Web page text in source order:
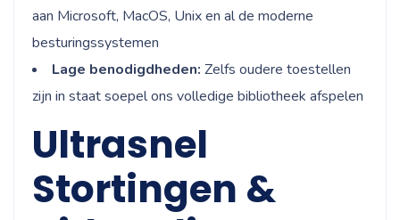
aan Microsoft, MacOS, Unix en al de moderne
besturingssystemen
Lage benodigdheden: Zelfs oudere toestellen
zijn in staat soepel ons volledige bibliotheek afspelen
Ultrasnel
Stortingen &